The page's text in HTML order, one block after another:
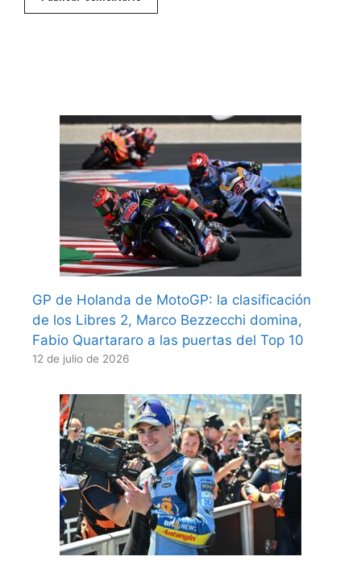
GP de Holanda de MotoGP: la clasificación
de los Libres 2, Marco Bezzecchi domina,
Fabio Quartararo a las puertas del Top 10
12 de julio de 2026